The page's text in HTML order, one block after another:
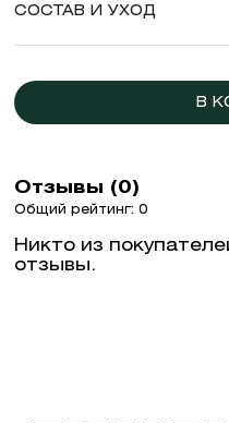
СОСТАВ И УХОД
В
Отзывы (0)
Общий рейтинг: 0
Никто из
отзывы.